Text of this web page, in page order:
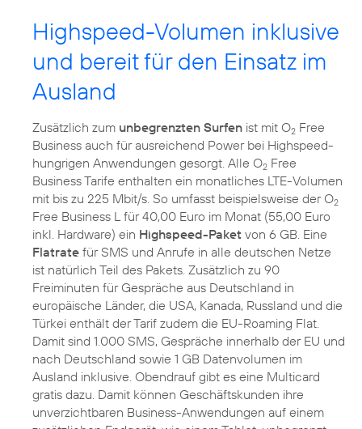
Highspeed-Volumen inklusive
und bereit für den Einsatz im
Ausland
Zusätzlich zum unbegrenzten Surfen ist mit O2 Free
Business auch für ausreichend Power bei Highspeed-
hungrigen Anwendungen gesorgt. Alle O2 Free
Business Tarife enthalten ein monatliches LTE-Volumen
mit bis zu 225 Mbit/s. So umfasst beispielsweise der O2
Free Business L für 40,00 Euro im Monat (55,00 Euro
inkl. Hardware) ein Highspeed-Paket von 6 GB. Eine
Flatrate für SMS und Anrufe in alle deutschen Netze
ist natürlich Teil des Pakets. Zusätzlich zu 90
Freiminuten für Gespräche aus Deutschland in
europäische Länder, die USA, Kanada, Russland und die
Türkei enthält der Tarif zudem die EU-Roaming Flat.
Damit sind 1.000 SMS, Gespräche innerhalb der EU und
nach Deutschland sowie 1 GB Datenvolumen im
Ausland inklusive. Obendrauf gibt es eine Multicard
gratis dazu. Damit können Geschäftskunden ihre
unverzichtbaren Business-Anwendungen auf einem